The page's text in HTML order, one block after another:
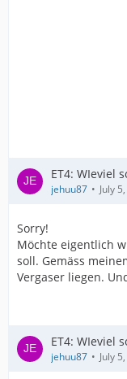
ET4: WIeviel
jehuu87 July
Sorry!
Möchte eigentlich
soll. Gemäss
Vergaser liegen.
ET4: WIeviel
jehuu87 July